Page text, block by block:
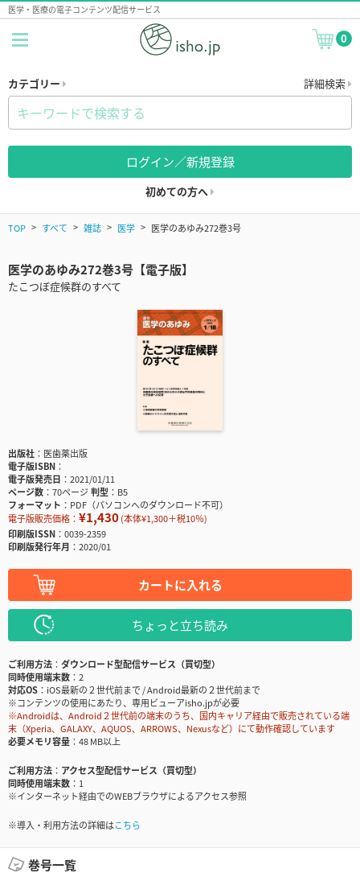
医学・医療の電子コンテンツ配信サービス
0
カテゴリー 詳細検索
ログイン／新規登録
初めての方へ
TOP すべて 雑誌 医学 医学のあゆみ272巻3号
医学のあゆみ272巻3号【電子版】
たこつぼ症候群のすべて
出版社
医歯薬出版
電子版ISBN
電子版発売日
2021/01/11
ページ数
70ページ判型
B5
フォーマット
PDF（パソコンへのダウンロード不可）
電子版販売価格： ¥1,430(本体¥1,300＋税10％)
印刷版ISSN
0039-2359
印刷版発行年月
2020/01
カートに入れる
ちょっと立ち読み
ご利用方法
ダウンロード型配信サービス（買切型）
同時使用端末数
2
対応OS
iOS最新の２世代前まで / Android最新の２世代前まで
※コンテンツの使用にあたり、専用ビューアisho.jpが必要
※Androidは、Android２世代前の端末のうち、国内キャリア経由で販売されている端
末（Xperia、GALAXY、AQUOS、ARROWS、Nexusなど）にて動作確認しています
必要メモリ容量
48 MB以上
ご利用方法
アクセス型配信サービス（買切型）
同時使用端末数
1
※インターネット経由でのWEBブラウザによるアクセス参照
※導入・利用方法の詳細はこちら
巻号一覧